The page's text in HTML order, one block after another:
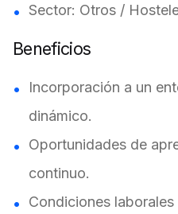
Sector: Otros /
Beneficios
Incorporación a un
dinámico.
Oportunidades de
continuo.
Condiciones